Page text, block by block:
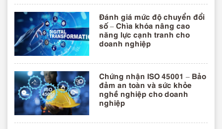
Đánh giá mức độ chuyển đổi
số – Chìa khóa nâng cao
năng lực cạnh tranh cho
doanh nghiệp
Chứng nhận ISO 45001 – Bảo
đảm an toàn và sức khỏe
nghề nghiệp cho doanh
nghiệp